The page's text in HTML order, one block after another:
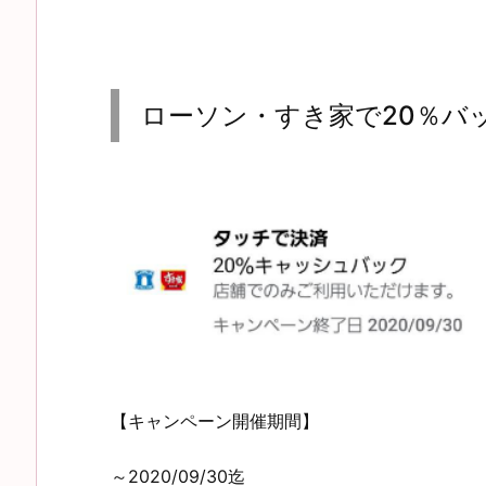
ローソン・すき家で20％バ
【キャンペーン開催期間】
～2020/09/30迄